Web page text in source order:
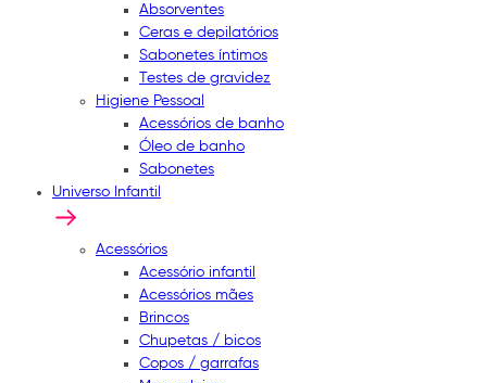
Absorventes
Ceras e depilatórios
Sabonetes íntimos
Testes de gravidez
Higiene Pessoal
Acessórios de banho
Óleo de banho
Sabonetes
Universo Infantil
Acessórios
Acessório infantil
Acessórios mães
Brincos
Chupetas / bicos
Copos / garrafas